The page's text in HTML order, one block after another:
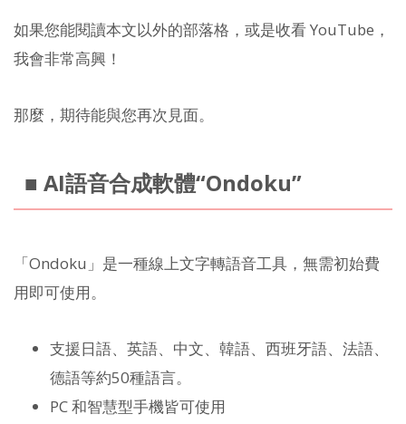
如果您能閱讀本文以外的部落格，或是收看 YouTube，
我會非常高興！
那麼，期待能與您再次見面。
■ AI語音合成軟體“Ondoku”
「Ondoku」是一種線上文字轉語音工具，無需初始費
用即可使用。
支援日語、英語、中文、韓語、西班牙語、法語、
德語等約50種語言。
PC 和智慧型手機皆可使用